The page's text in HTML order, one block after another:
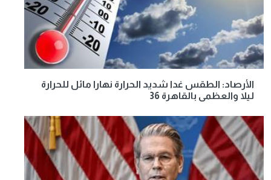
الأرصاد: الطقس غدا شديد الحرارة نهارا مائل للحرارة
ليلا والعظمى بالقاهرة 36